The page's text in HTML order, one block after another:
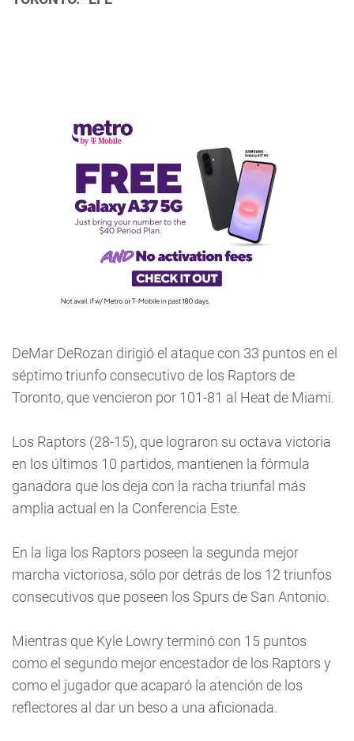
DeMar DeRozan dirigió el ataque con 33 puntos en el
séptimo triunfo consecutivo de los Raptors de
Toronto, que vencieron por 101-81 al Heat de Miami.
Los Raptors (28-15), que lograron su octava victoria
en los últimos 10 partidos, mantienen la fórmula
ganadora que los deja con la racha triunfal más
amplia actual en la Conferencia Este.
En la liga los Raptors poseen la segunda mejor
marcha victoriosa, sólo por detrás de los 12 triunfos
consecutivos que poseen los Spurs de San Antonio.
Mientras que Kyle Lowry terminó con 15 puntos
como el segundo mejor encestador de los Raptors y
como el jugador que acaparó la atención de los
reflectores al dar un beso a una aficionada.